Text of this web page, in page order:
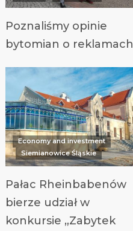
Poznaliśmy opinie
bytomian o reklamach
Economy and investment
Siemianowice Śląskie
Pałac Rheinbabenów
bierze udział w
konkursie „Zabytek